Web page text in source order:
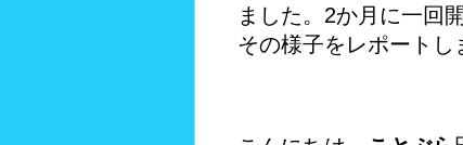
ました。2か月に一回
その様子をレポートし